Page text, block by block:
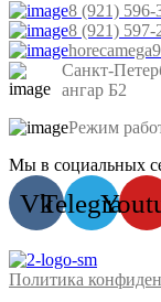
8 (921) 596-
8 (921) 597-
Санкт-
ангар Б2
Режим
Мы в социальных
VkTelegram
Политика